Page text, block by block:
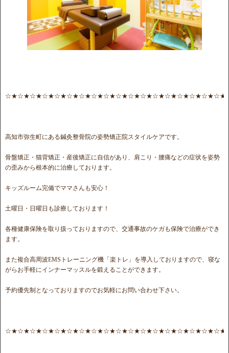
高知市弥生町にある鍼灸整骨院の姿勢矯正院スタイルケアです。
骨盤矯正・猫背矯正・産後矯正に自信があり、肩こり・腰痛などの症状を姿勢
の歪みから根本的に治療しております。
キッズルーム完備でママさんも安心！
土曜日・日曜日も診療しております！
各種健康保険を取り扱っておりますので、交通事故のケガも保険で治療ができ
ます。
また複合高周波EMSトレーニング機「楽トレ」を導入しておりますので、寝な
がらお手軽にインナーマッスルを鍛えることができます。
予約優先制となっておりますのでお気軽にお問い合わせ下さい。